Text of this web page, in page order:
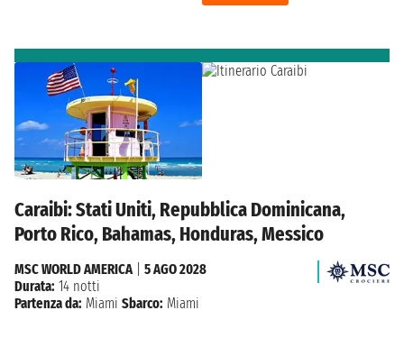
Caraibi: Stati Uniti, Repubblica Dominicana,
Porto Rico, Bahamas, Honduras, Messico
MSC WORLD AMERICA| 5 AGO 2028
Durata: 14 notti
Partenza da: Miami Sbarco: Miami